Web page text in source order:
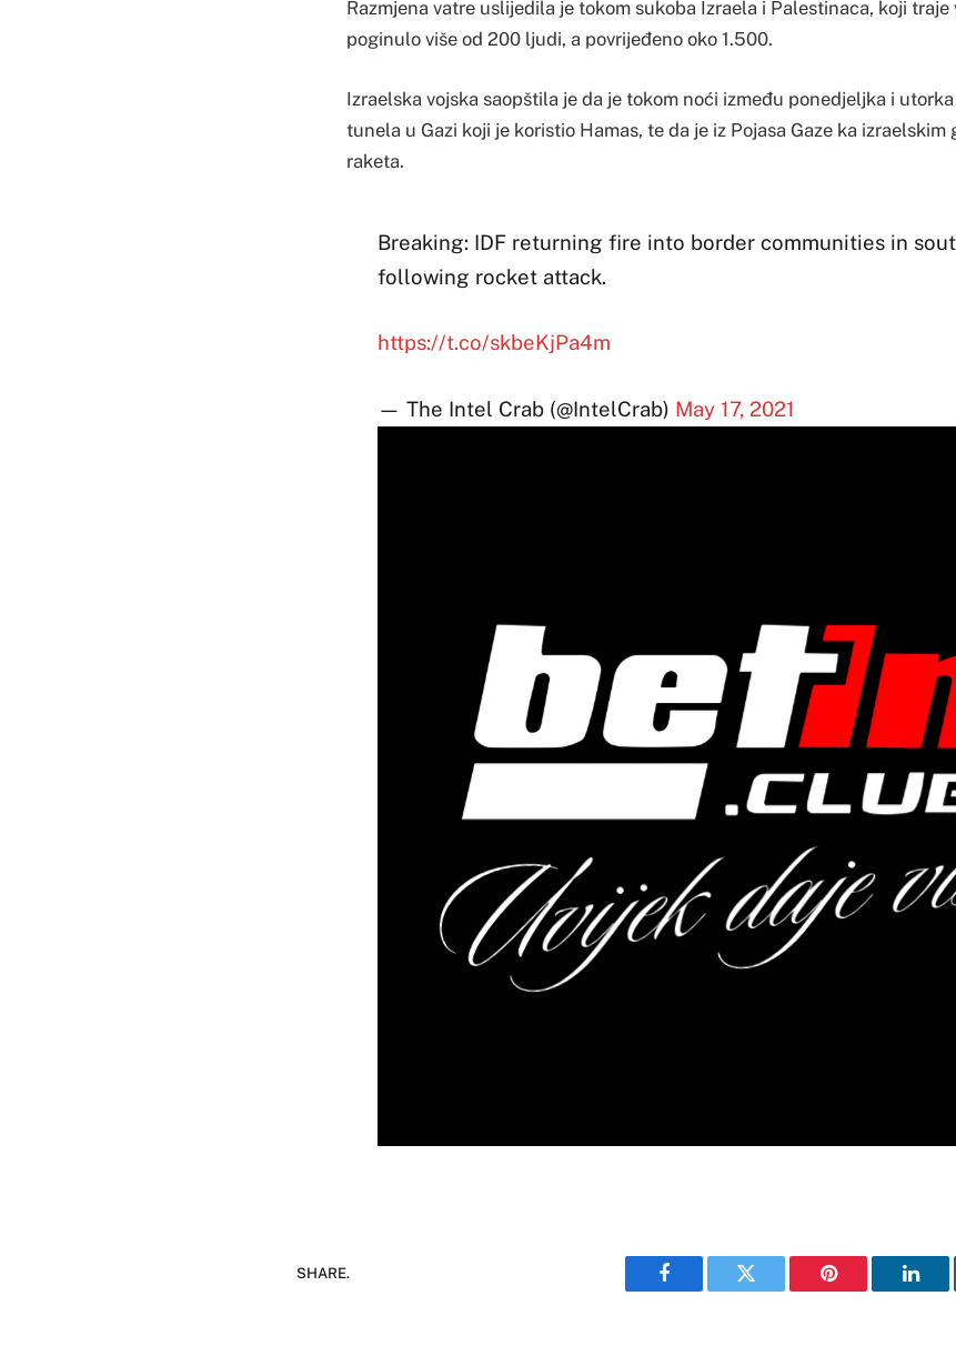
Razmjena vatre uslijedila je tokom sukoba Izraela i Palestinaca, koji traje
poginulo više od 200 ljudi, a povrijeđeno oko 1.500.
Izraelska vojska saopštila je da je tokom noći između ponedjeljka i
tunela u Gazi koji je koristio Hamas, te da je iz Pojasa Gaze ka
raketa.
Breaking: IDF returning fire into border communities in
following rocket attack.
https://t.co/skbeKjPa4m
— The Intel Crab (@IntelCrab) May 17, 2021
SHARE.
Facebook Twitter Pinterest